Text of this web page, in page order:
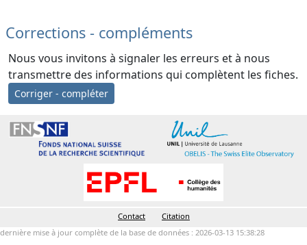
Corrections - compléments
Nous vous invitons à signaler les erreurs et à nous
transmettre des informations qui complètent les fiches.
Corriger - compléter
Contact
Citation
dernière mise à jour complète de la base de données : 2026-03-13 15:38:28